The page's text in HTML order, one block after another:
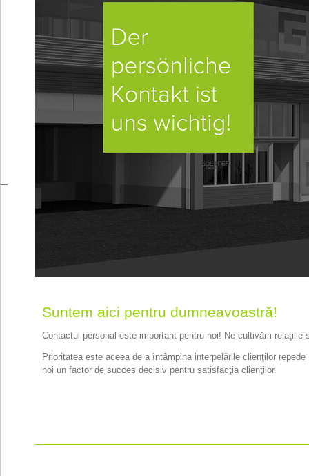
Suntem aici pentru dumneavoastră!
Contactul personal este important pentru noi! Ne cultivăm
Prioritatea este aceea de a întâmpina interpelările clienţilor
noi un factor de succes decisiv pentru satisfacţia clienţilor.